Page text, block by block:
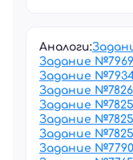
Аналоги:
Задание №
Задание №
Задание №
Задание №
Задание №
Задание №
Задание №